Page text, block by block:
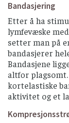
fremmer
krav til et
gir god
spenning
gjøres
bedre
Bandasjering
Etter å ha
lymfevæske
setter man på
bandasjerer
Bandasjene
altfor
kortelastiske
aktivitet og et